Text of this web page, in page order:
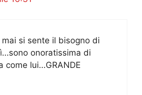
si sente il bisogno di
onoratissima di
come lui…GRANDE